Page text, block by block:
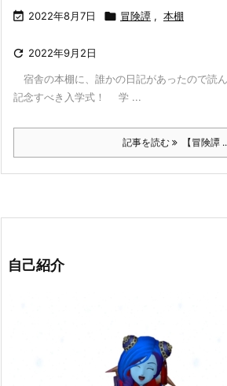
 2022年8月7日  冒険譚 , 本棚
 2022年9月2日
宿舎の本棚に、誰かの日記があったので
記念すべき入学式！ 学 ...
記事を読む 【冒険譚
自己紹介